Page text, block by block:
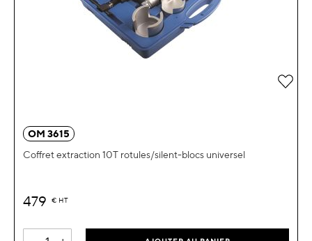
OM 3615
Coffret extraction 10T rotules/silent-blocs universel
479 € HT